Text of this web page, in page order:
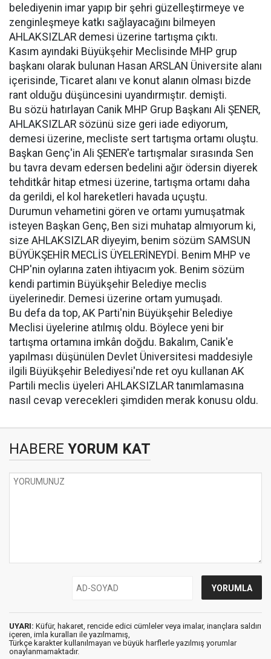
belediyenin imar yapıp bir şehri güzelleştirmeye ve
zenginleşmeye katkı sağlayacağını bilmeyen
AHLAKSIZLAR demesi üzerine tartışma çıktı.
Kasım ayındaki Büyükşehir Meclisinde MHP grup
başkanı olarak bulunan Hasan ARSLAN Üniversite alanı
içerisinde, Ticaret alanı ve konut alanın olması bizde
rant olduğu düşüncesini uyandırmıştır. demişti.
Bu sözü hatırlayan Canik MHP Grup Başkanı Ali ŞENER,
AHLAKSIZLAR sözünü size geri iade ediyorum,
demesi üzerine, mecliste sert tartışma ortamı oluştu.
Başkan Genç'in Ali ŞENER'e tartışmalar sırasında Sen
bu tavra devam edersen bedelini ağır ödersin diyerek
tehditkâr hitap etmesi üzerine, tartışma ortamı daha
da gerildi, el kol hareketleri havada uçuştu.
Durumun vehametini gören ve ortamı yumuşatmak
isteyen Başkan Genç, Ben sizi muhatap almıyorum ki,
size AHLAKSIZLAR diyeyim, benim sözüm SAMSUN
BÜYÜKŞEHİR MECLİS ÜYELERİNEYDİ. Benim MHP ve
CHP'nin oylarına zaten ihtiyacım yok. Benim sözüm
kendi partimin Büyükşehir Belediye meclis
üyelerinedir. Demesi üzerine ortam yumuşadı.
Bu defa da top, AK Parti'nin Büyükşehir Belediye
Meclisi üyelerine atılmış oldu. Böylece yeni bir
tartışma ortamına imkân doğdu. Bakalım, Canik'e
yapılması düşünülen Devlet Üniversitesi maddesiyle
ilgili Büyükşehir Belediyesi'nde ret oyu kullanan AK
Partili meclis üyeleri AHLAKSIZLAR tanımlamasına
nasıl cevap verecekleri şimdiden merak konusu oldu.
HABERE YORUM KAT
UYARI: Küfür, hakaret, rencide edici cümleler veya imalar, inançlara saldırı
içeren, imla kuralları ile yazılmamış,
Türkçe karakter kullanılmayan ve büyük harflerle yazılmış yorumlar
onaylanmamaktadır.